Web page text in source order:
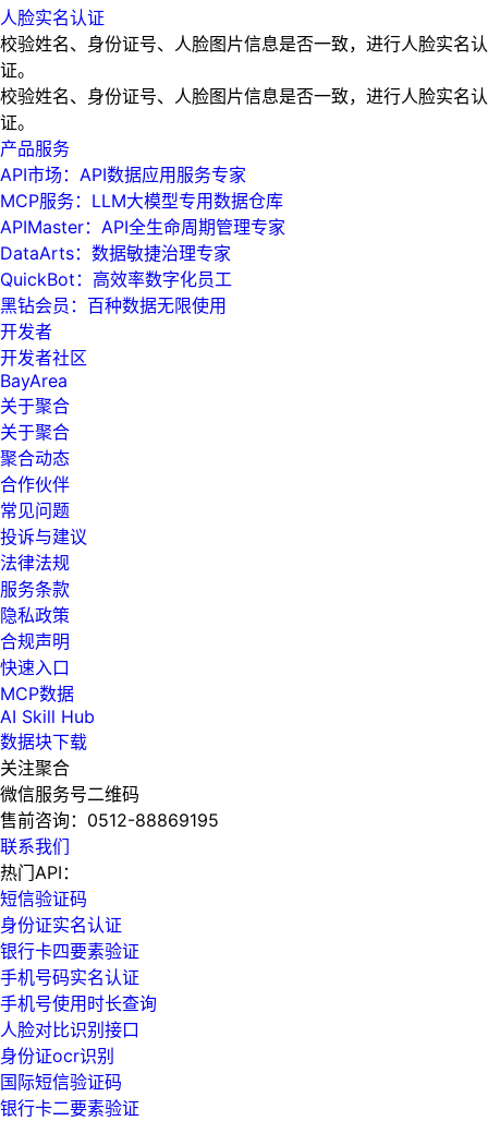
人脸实名认证
校验姓名、身份证号、人脸图片信息是否一致，进行人脸实名认
证。
校验姓名、身份证号、人脸图片信息是否一致，进行人脸实名认
证。
产品服务
API市场：API数据应用服务专家
MCP服务：LLM大模型专用数据仓库
APIMaster：API全生命周期管理专家
DataArts：数据敏捷治理专家
QuickBot：高效率数字化员工
黑钻会员：百种数据无限使用
开发者
开发者社区
BayArea
关于聚合
关于聚合
聚合动态
合作伙伴
常见问题
投诉与建议
法律法规
服务条款
隐私政策
合规声明
快速入口
MCP数据
AI Skill Hub
数据块下载
关注聚合
微信服务号二维码
售前咨询： 0512-88869195
联系我们
热门API：
短信验证码
身份证实名认证
银行卡四要素验证
手机号码实名认证
手机号使用时长查询
人脸对比识别接口
身份证ocr识别
国际短信验证码
银行卡二要素验证